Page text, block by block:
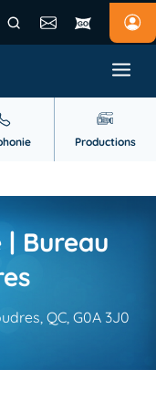
Productions
Bureau
QC, G0A 3J0